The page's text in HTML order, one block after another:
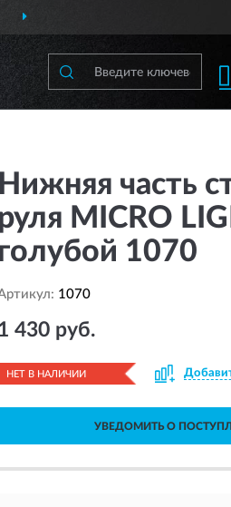
часть
MICRO
1070
1070
430 руб.
НЕТ В НАЛИЧИИ
УВЕДОМИТЬ О